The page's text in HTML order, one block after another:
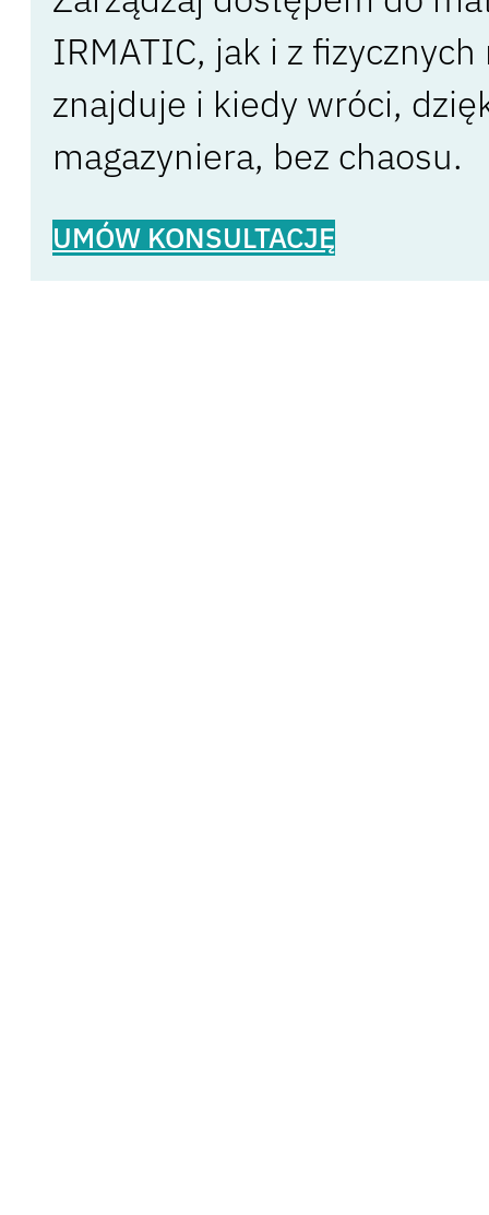
IRMATIC, jak i z
znajduje i kiedy wróci,
magazyniera, bez chaosu.
UMÓW KONSULTACJĘ